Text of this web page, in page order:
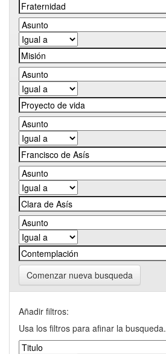
Comenzar nueva busqueda
Añadir filtros:
Usa los filtros para afinar la busqueda.